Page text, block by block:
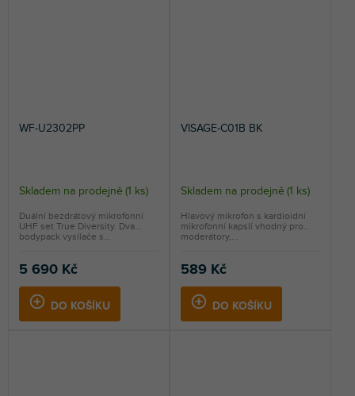
WF-U2302PP
Skladem na prodejně (1 ks)
5 690 Kč
DO KOŠÍKU
Duální bezdrátový mikrofonní
UHF set True Diversity. Dva
bodypack vysílače s...
VISAGE-C01B BK
Skladem na prodejně (1 ks)
589 Kč
DO KOŠÍKU
Hlavový mikrofon s kardioidní
mikrofonní kapslí vhodný pro
moderátory,...